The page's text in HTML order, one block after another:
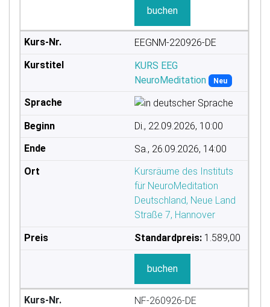
buchen
EEGNM-220926-DE
KURS EEG
NeuroMeditation
Neu
Di., 22.09.2026, 10:00
Sa., 26.09.2026, 14:00
Kursräume des Instituts
für NeuroMeditation
Deutschland, Neue Land
Straße 7, Hannover
Standardpreis: 1.589,00
buchen
NF-260926-DE